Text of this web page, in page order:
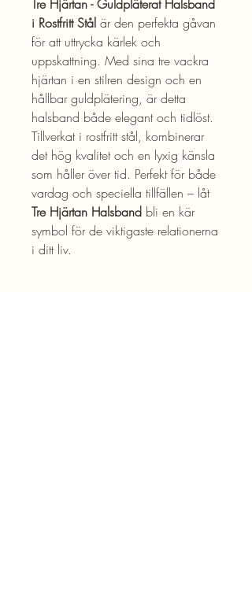
Tre Hjärtan - Guldpläterat Halsband
i Rostfritt Stål är den perfekta gåvan
för att uttrycka kärlek och
uppskattning. Med sina tre vackra
hjärtan i en stilren design och en
hållbar guldplätering, är detta
halsband både elegant och tidlöst.
Tillverkat i rostfritt stål, kombinerar
det hög kvalitet och en lyxig känsla
som håller över tid. Perfekt för både
vardag och speciella tillfällen – låt
Tre Hjärtan Halsband bli en kär
symbol för de viktigaste relationerna
i ditt liv.